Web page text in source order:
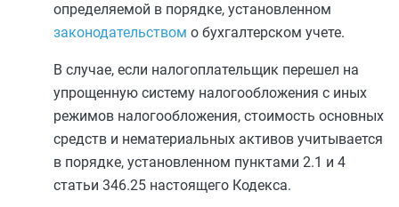
определяемой в порядке, установленном
законодательством о бухгалтерском учете.
В случае, если налогоплательщик перешел на
упрощенную систему налогообложения с иных
режимов налогообложения, стоимость основных
средств и нематериальных активов учитывается
в порядке, установленном пунктами 2.1 и 4
статьи 346.25 настоящего Кодекса.